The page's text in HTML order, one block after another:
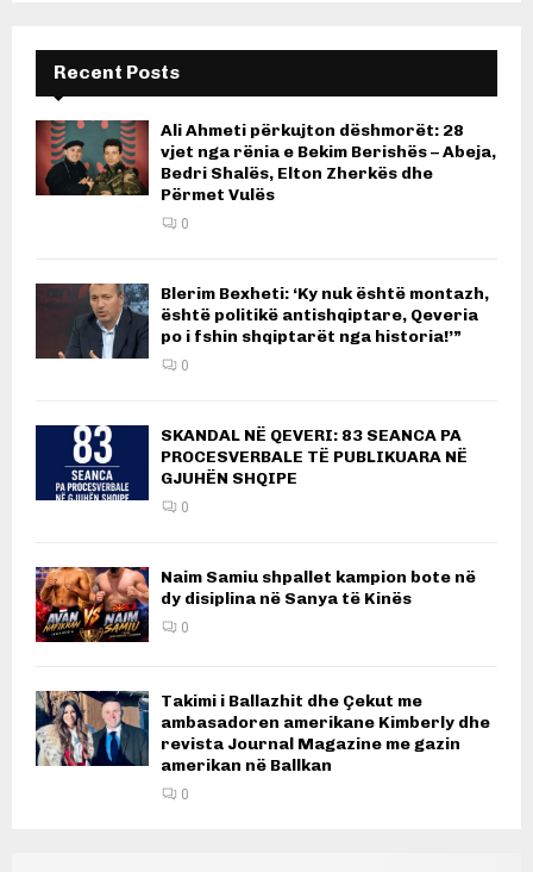
Recent Posts
Ali Ahmeti përkujton dëshmorët: 28
vjet nga rënia e Bekim Berishës – Abeja,
Bedri Shalës, Elton Zherkës dhe
Përmet Vulës
0
Blerim Bexheti: ‘Ky nuk është montazh,
është politikë antishqiptare, Qeveria
po i fshin shqiptarët nga historia!’”
0
SKANDAL NË QEVERI: 83 SEANCA PA
PROCESVERBALE TË PUBLIKUARA NË
GJUHËN SHQIPE
0
Naim Samiu shpallet kampion bote në
dy disiplina në Sanya të Kinës
0
Takimi i Ballazhit dhe Çekut me
ambasadoren amerikane Kimberly dhe
revista Journal Magazine me gazin
amerikan në Ballkan
0